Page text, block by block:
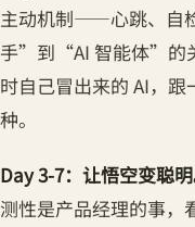
主动机制——心跳、自
手”到“AI 智能体”的
时自己冒出来的 AI，
种。
Day 3-7：让悟空变聪明
测性是产品经理的事，